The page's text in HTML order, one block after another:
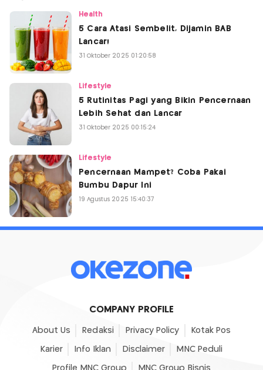
Health
5 Cara Atasi Sembelit, Dijamin BAB
Lancar!
31 Oktober 2025 01:20:58
Lifestyle
5 Rutinitas Pagi yang Bikin Pencernaan
Lebih Sehat dan Lancar
31 Oktober 2025 00:15:24
Lifestyle
Pencernaan Mampet? Coba Pakai
Bumbu Dapur Ini
19 Agustus 2025 15:40:37
COMPANY PROFILE
About Us Redaksi Privacy Policy Kotak Pos
Karier Info Iklan Disclaimer MNC Peduli
Profile MNC Group MNC Group Bisnis